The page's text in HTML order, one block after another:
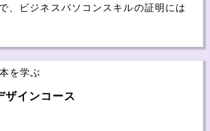
、ビジネスパソコンスキルの証明には
を学ぶ
ザインコース